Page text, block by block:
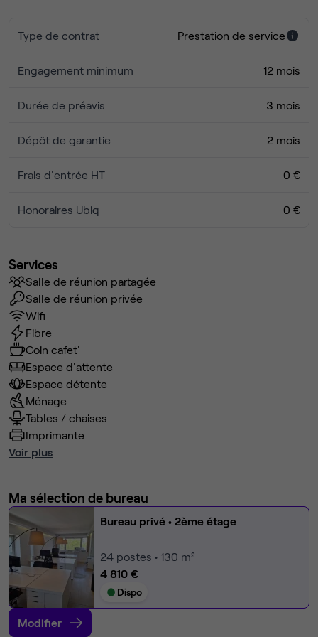
Type de contrat Prestation de service
Engagement minimum 12 mois
Durée de préavis 3 mois
Dépôt de garantie 2 mois
Frais d'entrée HT 0 €
Honoraires Ubiq 0 €
Services
Salle de réunion partagée
Salle de réunion privée
Wifi
Fibre
Coin cafet'
Espace d'attente
Espace détente
Ménage
Tables / chaises
Imprimante
Voir plus
Ma sélection de bureau
Bureau privé • 2ème étage
24 postes • 130 m²
4 810 €
Dispo
Modifier